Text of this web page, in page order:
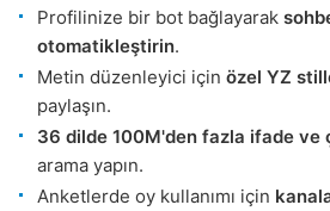
Profilinize bir bot bağlayarak
otomatikleştirin.
Metin düzenleyici için özel YZ
paylaşın.
36 dilde 100M'den fazla ifade ve
arama yapın.
Anketlerde oy kullanımı için